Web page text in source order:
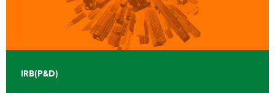
IRB(P&D)